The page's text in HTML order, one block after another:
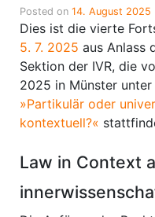
Posted on 14. August 2025
Dies ist die vierte
5. 7. 2025 aus Anlass
Sektion der IVR, die
2025 in Münster
»Partikulär oder
kontextuell?«
Law in Context